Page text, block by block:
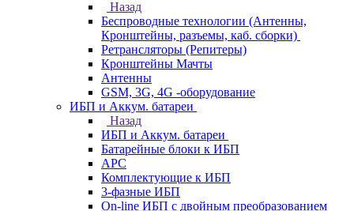
Назад
Беспроводные технологии (Антенны,
Кронштейны, разъемы, каб. сборки)
Ретрансляторы (Репитеры)
Кронштейны Мачты
Антенны
GSM, 3G, 4G -оборудование
ИБП и Аккум. батареи
Назад
ИБП и Аккум. батареи
Батарейные блоки к ИБП
APC
Комплектующие к ИБП
3-фазные ИБП
On-line ИБП с двойным преобразованием